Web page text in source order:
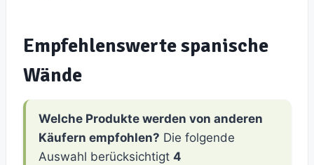
Empfehlenswerte spanische
Wände
Welche Produkte werden von anderen
Käufern empfohlen? Die folgende
Auswahl berücksichtigt 4